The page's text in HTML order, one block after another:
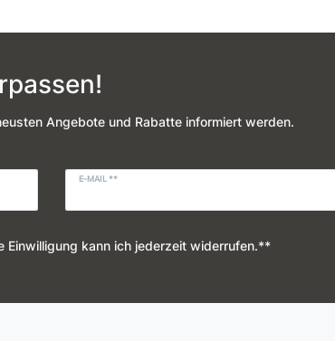
Angebote und Rabatte informiert werden.
E-MAIL **
Einwilligung kann ich jederzeit widerrufen.**